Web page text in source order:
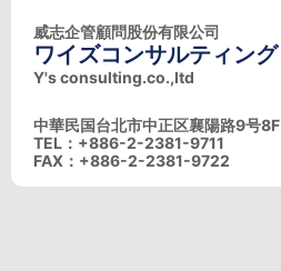
威志企管顧問股份有限公司
ワイズコンサルティング
Y's consulting.co.,ltd
中華民国台北市中正区襄陽路9号8F
TEL：+886-2-2381-9711
FAX：+886-2-2381-9722